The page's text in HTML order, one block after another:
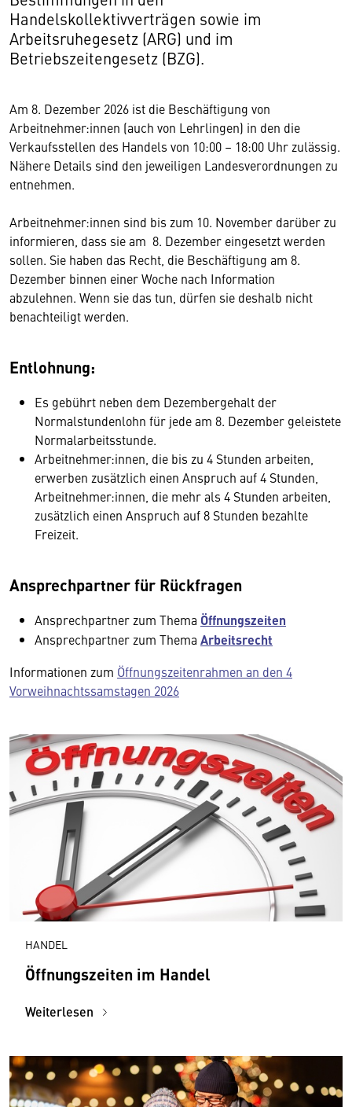
Handelskollektivverträgen sowie im
Arbeitsruhegesetz (ARG) und im
Betriebszeitengesetz (BZG).
Am 8. Dezember 2026 ist die Beschäftigung von
Arbeitnehmer:innen (auch von Lehrlingen) in den die
Verkaufsstellen des Handels von 10:00 – 18:00 Uhr zulässig.
Nähere Details sind den jeweiligen Landesverordnungen zu
entnehmen.
Arbeitnehmer:innen sind bis zum 10. November darüber zu
informieren, dass sie am 8. Dezember eingesetzt werden
sollen. Sie haben das Recht, die Beschäftigung am 8.
Dezember binnen einer Woche nach Information
abzulehnen. Wenn sie das tun, dürfen sie deshalb nicht
benachteiligt werden.
Entlohnung:
Es gebührt neben dem Dezembergehalt der
Normalstundenlohn für jede am 8. Dezember geleistete
Normalarbeitsstunde.
Arbeitnehmer:innen, die bis zu 4 Stunden arbeiten,
erwerben zusätzlich einen Anspruch auf 4 Stunden,
Arbeitnehmer:innen, die mehr als 4 Stunden arbeiten,
zusätzlich einen Anspruch auf 8 Stunden bezahlte
Freizeit.
Ansprechpartner für Rückfragen
Ansprechpartner zum Thema Öffnungszeiten
Ansprechpartner zum Thema Arbeitsrecht
Informationen zum Öffnungszeitenrahmen an den 4
Vorweihnachtssamstagen 2026
HANDEL
Öffnungszeiten im Handel
Weiterlesen